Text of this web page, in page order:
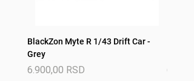
BlackZon Myte R 1/43 Drift Car -
Grey
Price
6.900,00 RSD Price